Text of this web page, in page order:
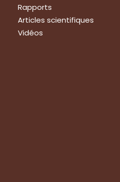
Rapports
Articles scientifiques
Vidéos